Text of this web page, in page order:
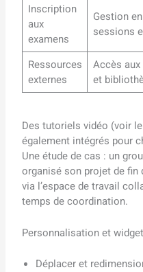
Inscription
aux
examens
Gestion
sessions
Ressources
externes
Accès
et
Des tutoriels vidéo (voir
également intégrés pour
Une étude de cas : un
organisé son projet de fin
via l’espace de travail
temps de coordination.
Personnalisation et
Déplacer et